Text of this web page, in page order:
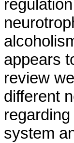
appears
review
different
system